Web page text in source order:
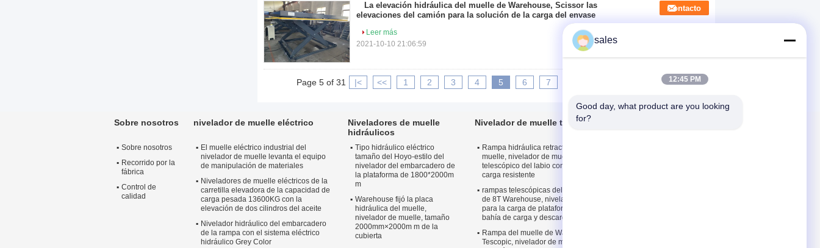
La elevación hidráulica del muelle de Warehouse, Scissor las
elevaciones del camión para la solución de la carga del envase
Contacto
Leer más
2021-10-10 21:06:59
Page 5 of 31 |< << 1 2 3 4 5 6 7 >|
Sobre nosotros
Sobre nosotros
Recorrido por la
fábrica
Control de
calidad
nivelador de muelle eléctrico
El muelle eléctrico industrial del
nivelador de muelle levanta el equipo
de manipulación de materiales
Niveladores de muelle eléctricos de la
carretilla elevadora de la capacidad de
carga pesada 13600KG con la
elevación de dos cilindros del aceite
Nivelador hidráulico del embarcadero
de la rampa con el sistema eléctrico
hidráulico Grey Color
Niveladores de muelle
hidráulicos
Tipo hidráulico eléctrico
tamaño del Hoyo-estilo del
nivelador del embarcadero de
la plataforma de 1800*2000m
m
Warehouse fijó la placa
hidráulica del muelle,
nivelador de muelle, tamaño
2000mm×2000m m de la
cubierta
Nivelador de muelle telescópico
Rampa hidráulica retractable del
muelle, nivelador de muelle
telescópico del labio con capacidad de
carga resistente
rampas telescópicas del embarcadero
de 8T Warehouse, nivelador de muelle
para la carga de plataformas de la
bahía de carga y descarga
Rampa del muelle de Warehouse
Tescopic, nivelador de muelle
sales
12:45 PM
Good day, what product are you looking
for?